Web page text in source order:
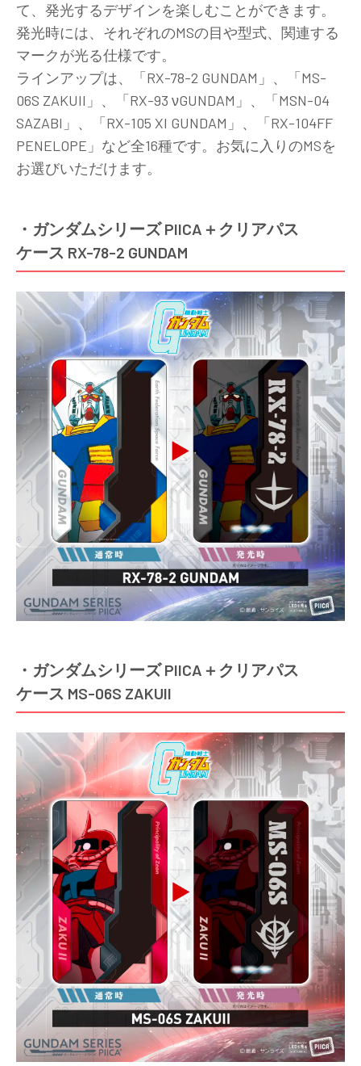
て、発光するデザインを楽しむことができます。
発光時には、それぞれのMSの目や型式、関連する
マークが光る仕様です。
ラインアップは、「RX-78-2 GUNDAM」、「MS-
06S ZAKUII」、「RX-93 νGUNDAM」、「MSN-04
SAZABI」、「RX-105 XI GUNDAM」、「RX-104FF
PENELOPE」など全16種です。お気に入りのMSを
お選びいただけます。
・ガンダムシリーズ PIICA＋クリアパス
ケース RX-78-2 GUNDAM
・ガンダムシリーズ PIICA＋クリアパス
ケース MS-06S ZAKUII